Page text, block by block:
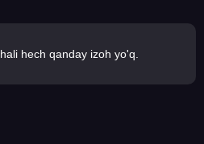
hech qanday izoh yo'q.